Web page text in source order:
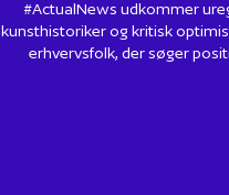
#ActualNews udkommer
kunsthistoriker og kritisk
erhvervsfolk, der søger